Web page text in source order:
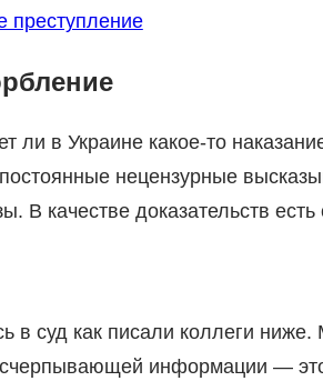
преступление
ли в Украине какое-то
нецензурные
В качестве доказательств
суд как писали коллеги ниже.
информации —